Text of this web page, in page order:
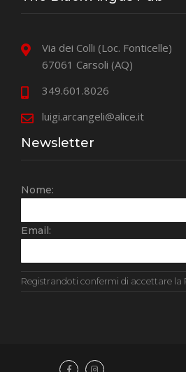
Via dei Colli (Loc. Fonticelle)
67061 Carsoli (AQ)
349.601.8026
luigi.arcangeli@alice.it
Newsletter
Nome:
Email:
Registrandoti confermi di accettare la